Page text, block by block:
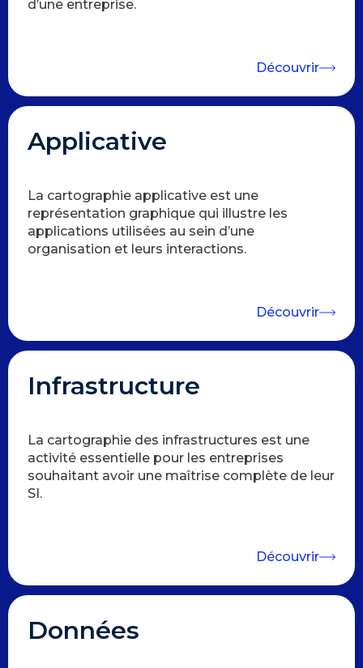
d’une entreprise.
Découvrir
Applicative
La cartographie applicative est une
représentation graphique qui illustre les
applications utilisées au sein d’une
organisation et leurs interactions.
Découvrir
Infrastructure
La cartographie des infrastructures est une
activité essentielle pour les entreprises
souhaitant avoir une maîtrise complète de leur
SI.
Découvrir
Données